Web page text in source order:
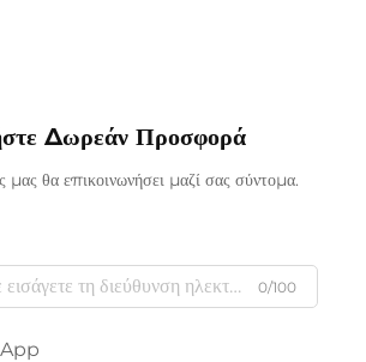
Δωρεάν Προσφορά
θα επικοινωνήσει μαζί σας σύντομα.
0/100